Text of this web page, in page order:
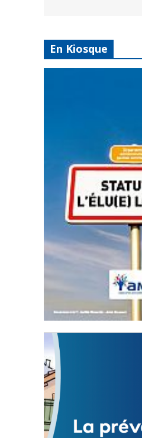
En Kiosque
Statut de l’élu local
3 avril 2024
Mise à jour avril 2024
FEUILLETER